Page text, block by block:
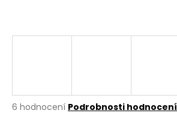
Průměrné
6 hodnocení Podrobnosti hodnocení
o
p